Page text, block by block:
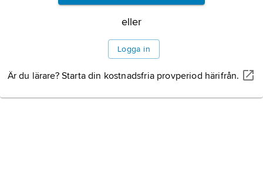
eller
Logga in
Är du lärare? Starta din kostnadsfria provperiod härifrån.